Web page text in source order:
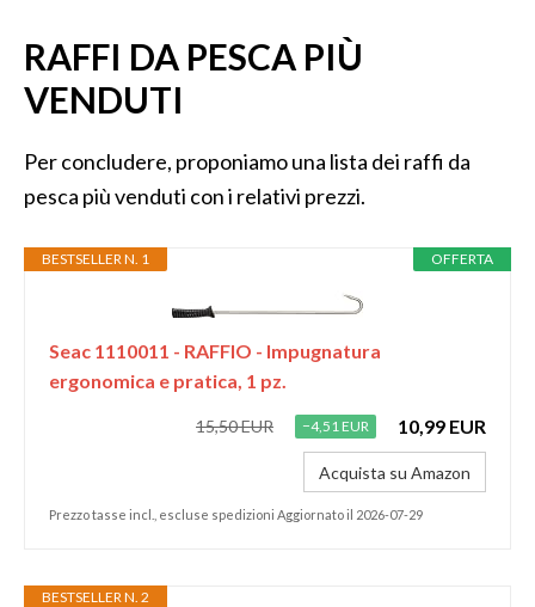
RAFFI DA PESCA PIÙ
VENDUTI
Per concludere, proponiamo una lista dei raffi da
pesca più venduti con i relativi prezzi.
OFFERTA
BESTSELLER N. 1
Seac 1110011 - RAFFIO - Impugnatura
ergonomica e pratica, 1 pz.
15,50 EUR −4,51 EUR 10,99 EUR
Acquista su Amazon
Prezzo tasse incl., escluse spedizioni Aggiornato il 2026-07-29
BESTSELLER N. 2